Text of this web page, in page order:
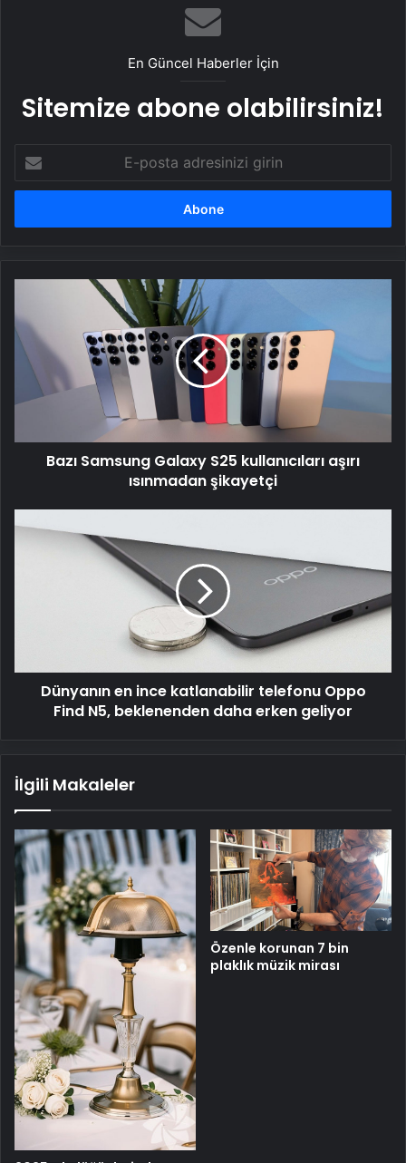
En Güncel Haberler İçin
Sitemize abone olabilirsiniz!
posta
adresinizi
Galaxy
S25
kullanıcıları
ısınmadan
Bazı Samsung Galaxy S25 kullanıcıları aşırı
ısınmadan şikayetçi
beklenenden
Dünyanın en ince katlanabilir telefonu Oppo
Find N5, beklenenden daha erken geliyor
İlgili Makaleler
Özenle korunan 7 bin
plaklık müzik mirası